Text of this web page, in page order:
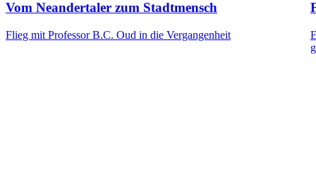
Vom Neandertaler zum Stadtmensch
Flieg mit Professor B.C. Oud in die Vergangenheit